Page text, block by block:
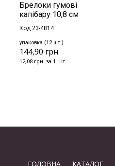
Брелоки гумові
капібару 10,8 см
Код 23-4814
упаковка (12 шт.)
144,90 грн.
12,08 грн. за 1 шт.
ГОЛОВНА КАТАЛОГ